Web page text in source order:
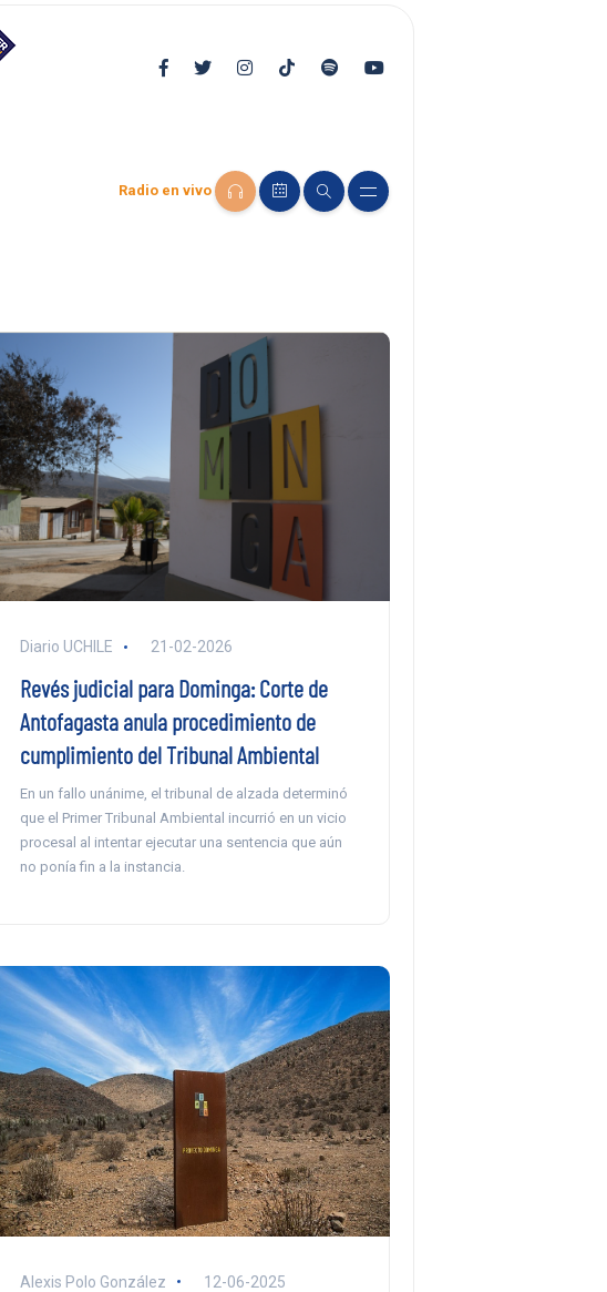
Radio en vivo
Diario UCHILE 21-02-2026
Revés judicial para Dominga: Corte de
Antofagasta anula procedimiento de
cumplimiento del Tribunal Ambiental
En un fallo unánime, el tribunal de alzada determinó
que el Primer Tribunal Ambiental incurrió en un vicio
procesal al intentar ejecutar una sentencia que aún
no ponía fin a la instancia.
Alexis Polo González 12-06-2025